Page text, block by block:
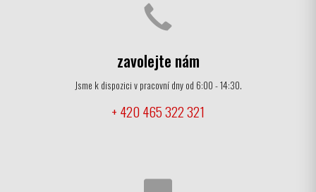
zavolejte nám
Jsme k dispozici v pracovní dny od 6:00 - 14:30.
+ 420 465 322 321